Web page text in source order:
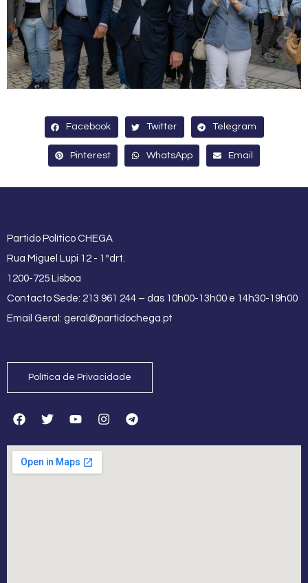
Facebook Twitter Telegram
Pinterest WhatsApp Email
Partido Político CHEGA
Rua Miguel Lupi 12 - 1ºdrt.
1200-725 Lisboa
Contacto Sede: 213 961 244 – das 10h00-13h00 e 14h30-19h00
Email Geral: geral@partidochega.pt
Política de Privacidade